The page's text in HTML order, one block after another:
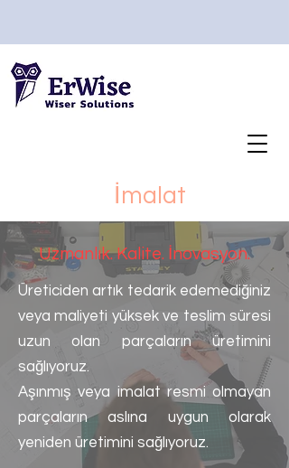
İmalat
Uzmanlık. Kalite. İnovasyon.
Üreticiden artık tedarik edemediğiniz
veya maliyeti yüksek ve teslim süresi
uzun olan parçaların üretimini
sağlıyoruz.
Aşınmış veya imalat resmi olmayan
parçaların aslına uygun olarak
yeniden üretimini sağlıyoruz.